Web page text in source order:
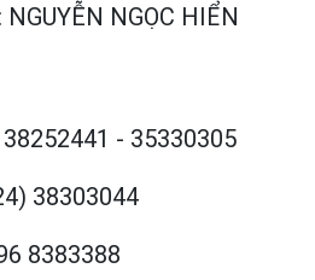
NGỌC HIỂN
- 35330305
38303044
8383388